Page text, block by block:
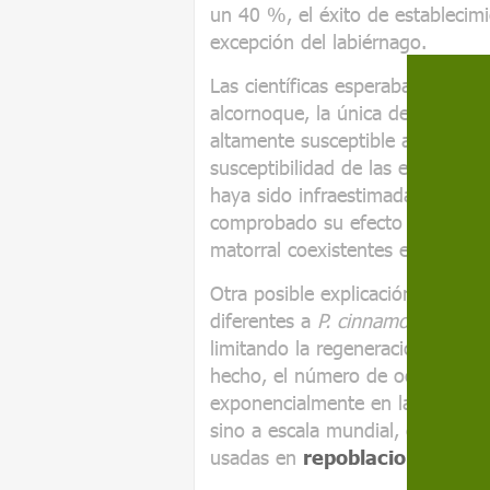
un 40 %, el éxito de
excepción del labiérnago.
Las científicas esperaban
alcornoque, la única de las
altamente susceptible a
susceptibilidad de las especies
haya sido infraestimada hasta
comprobado su efecto sobre
matorral coexistentes en
Otra posible explicación, no
diferentes a P. cinnamomi
, y
limitando la regeneración de
hecho, el número de
exponencialmente en las
sino a escala mundial, en gran
usadas en repoblaciones